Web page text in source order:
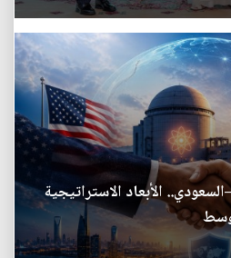
الأبعاد الاستراتيجية